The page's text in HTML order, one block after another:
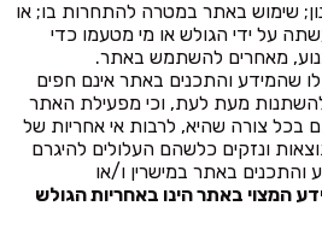
שימוש באתר במטרה להתחרות בו; או
על ידי הגולש או מי מטעמו כדי
מאחרים להשתמש באתר.
לו שהמידע והתכנים באתר אינם חפים
להשתנות מעת לעת, וכי מפעילת האתר
בכל צורה שהיא, לרבות אי אחריות של
ונזקים כלשהם העלולים להיגרם
באתר במישרין ו/או
המצוי באתר הינו באחריות הגולש